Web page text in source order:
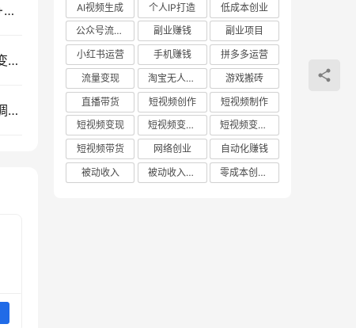
沃尔玛商品标注自动化G机项目，低配电脑多开30+账号日收益稳定
单身小众赛道，一个人变现100步骤0+，副业兼职变现10W冷门蓝海项目
相亲筛选对象高效实用策略：识破伪装，双向尽职调查防踩坑
AI视频生成
个人IP打造
低成本创业
公众号流量主
副业赚钱
副业项目
小红书运营
手机赚钱
拼多多运营
流量变现
淘宝无人直播
游戏搬砖
直播带货
短视频创作
短视频制作
短视频变现
短视频变现技巧
短视频变现方法
短视频带货
网络创业
自动化赚钱
被动收入
被动收入项目 零成本创业项目